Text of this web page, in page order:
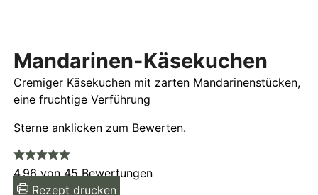
Mandarinen-Käsekuchen
Cremiger Käsekuchen mit zarten Mandarinenstücken,
eine fruchtige Verführung
Sterne anklicken zum Bewerten.
4.96von45Bewertungen
Rezept drucken